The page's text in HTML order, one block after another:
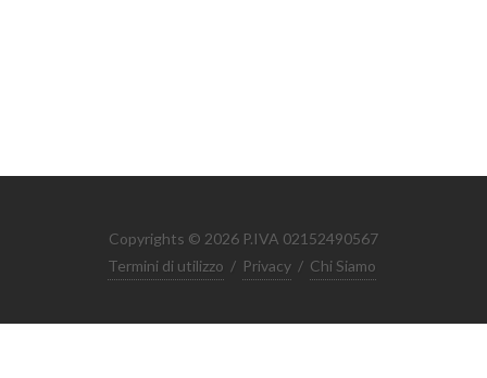
Copyrights © 2026 P.IVA 02152490567
Termini di utilizzo / Privacy / Chi Siamo